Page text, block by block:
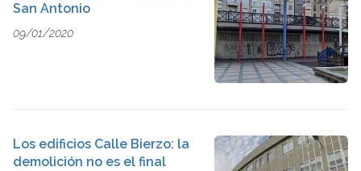
San Antonio
09/01/2020
Los edificios Calle Bierzo: la
demolición no es el final